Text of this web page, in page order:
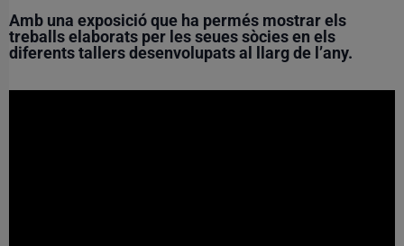
Amb una exposició que ha permés mostrar els
treballs elaborats per les seues sòcies en els
diferents tallers desenvolupats al llarg de l’any.